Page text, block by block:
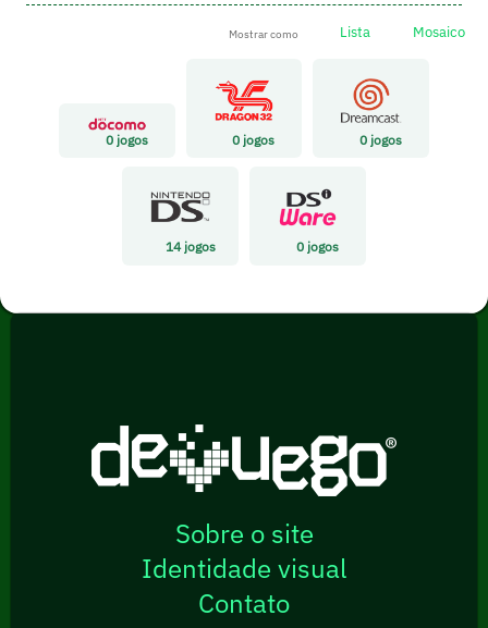
Mostrar como Lista Mosaico
0jogos 0 jogos 0 jogos
14jogos 0jogos
Sobre o site
Identidade visual
Contato